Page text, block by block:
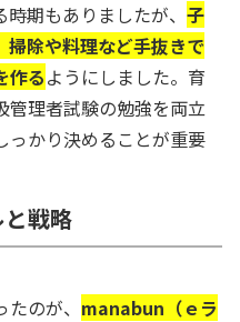
時期もありましたが、子
掃除や料理など手抜きで
作るようにしました。育
管理者試験の勉強を両立
っかり決めることが重要
戦略
のが、 manabun（ｅラ